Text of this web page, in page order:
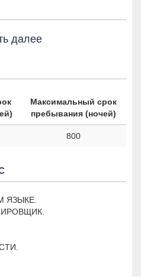
далее
Максимальный срок
пребывания (ночей)
800
ЯЗЫКЕ.